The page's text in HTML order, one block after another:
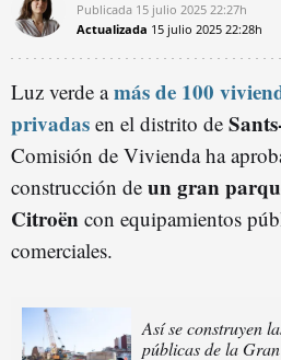
Publicada 15 julio 2025 22:27h
Actualizada 15 julio 2025 22:28h
Luz verde amás de 100
privadas en el distrito de
Comisión de Vivienda ha
construcción de un gran
Citroën con equipamientos
comerciales.
Así se construyen
públicas de la